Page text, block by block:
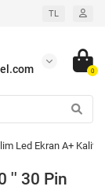
TL
0
Led Ekran A+ Kalite
'' 30 Pin